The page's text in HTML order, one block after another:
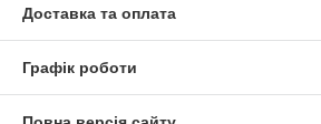
Доставка та оплата
Графік роботи